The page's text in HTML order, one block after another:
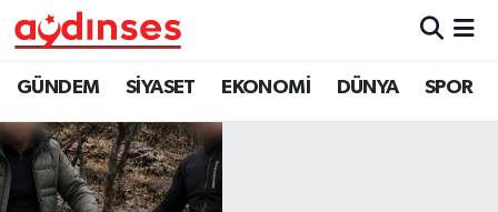
GÜNDEM SİYASET EKONOMİ DÜNYA SPOR
GÜNDEM
SİYASET
EKONOMİ
Nöbetçi Eczaneler
Hava Durumu
Aydin Namaz Vakitleri